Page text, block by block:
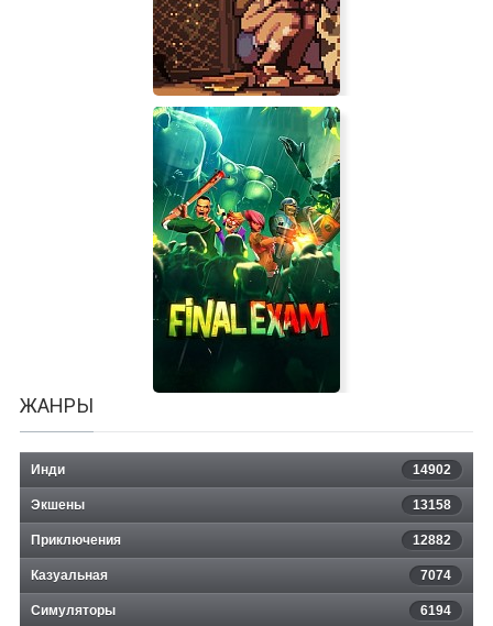
Zelter
ЖАНРЫ
Инди 14902
Экшены 13158
Приключения 12882
Казуальная 7074
Симуляторы 6194